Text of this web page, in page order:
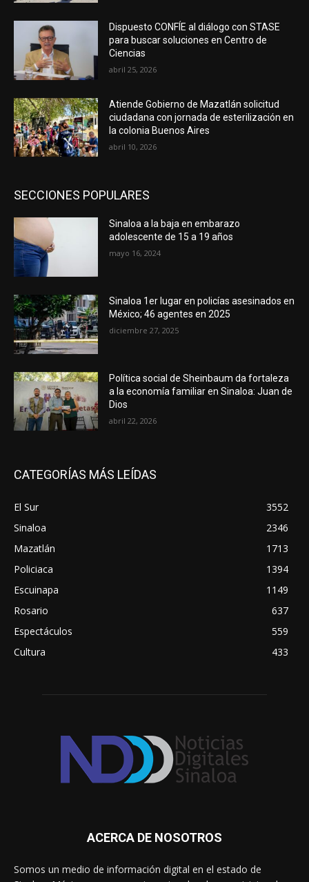
Dispuesto CONFÍE al diálogo con STASE
para buscar soluciones en Centro de
Ciencias
abril 25, 2026
Atiende Gobierno de Mazatlán solicitud
ciudadana con jornada de esterilización en
la colonia Buenos Aires
abril 10, 2026
SECCIONES POPULARES
Sinaloa a la baja en embarazo
adolescente de 15 a 19 años
mayo 16, 2024
Sinaloa 1er lugar en policías asesinados en
México; 46 agentes en 2025
diciembre 27, 2025
Política social de Sheinbaum da fortaleza
a la economía familiar en Sinaloa: Juan de
Dios
abril 22, 2026
CATEGORÍAS MÁS LEÍDAS
El Sur
3552
Sinaloa
2346
Mazatlán
1713
Policiaca
1394
Escuinapa
1149
Rosario
637
Espectáculos
559
Cultura
433
ACERCA DE NOSOTROS
Somos un medio de información digital en el estado de